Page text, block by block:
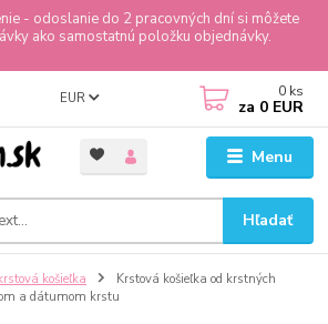
- odoslanie do 2 pracovných dní si môžete
ako samostatnú položku objednávky.
Menu
EUR
Hľadať
0 ks
za 0 EUR
košieľka
Krstová košieľka od krstných
a dátumom krstu